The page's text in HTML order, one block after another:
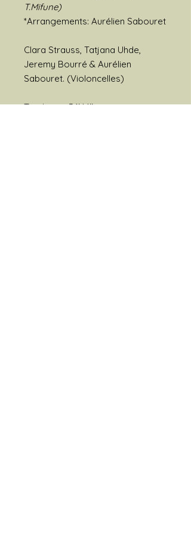
T.Mifune)
*Arrangements: Aurélien Sabouret
Clara Strauss, Tatjana Uhde,
Jeremy Bourré & Aurélien
Sabouret. (Violoncelles)
Total time: 56'44''